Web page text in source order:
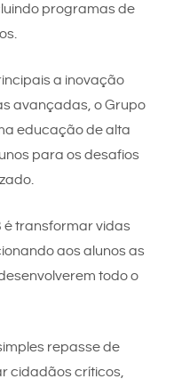
programas de
a inovação
avançadas, o Grupo
educação de alta
para os desafios
é transformar vidas
aos alunos as
todo o
repasse de
cidadãos críticos,